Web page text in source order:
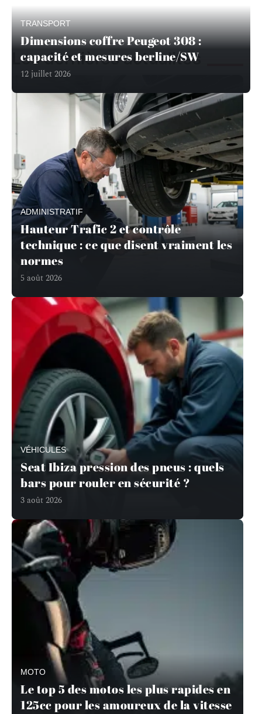
TRANSPORT
Dimensions coffre Peugeot 308 :
capacité et mesures berline/SW
12 juillet 2026
Les dernières actualités
ADMINISTRATIF
Hauteur Trafic 2 et contrôle
technique : ce que disent vraiment les
normes
5 août 2026
VÉHICULES
Seat Ibiza pression des pneus : quels
bars pour rouler en sécurité ?
3 août 2026
MOTO
Le top 5 des motos les plus rapides en
125cc pour les amoureux de la vitesse